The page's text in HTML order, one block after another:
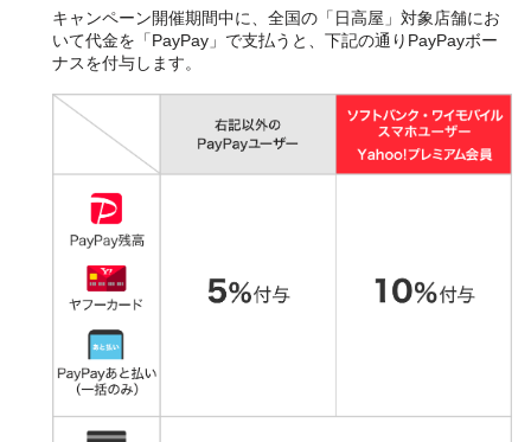
キャンペーン開催期間中に、全国の「日高屋」対象店舗にお
いて代金を「PayPay」で支払うと、下記の通りPayPayボー
ナスを付与します。